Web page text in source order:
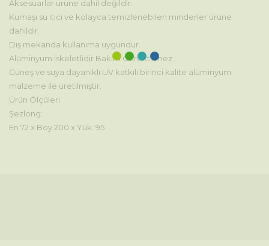
Aksesuarlar ürüne dahil değildir.
Kumaşı su itici ve kolayca temizlenebilen minderler ürüne
dahildir.
Dış mekanda kullanıma uygundur.
Alüminyum iskeletlidir Bakım Gerektirmez.
Güneş ve suya dayanıklı UV katkılı birinci kalite alüminyum
malzeme ile üretilmiştir.
Ürün Ölçüleri
Şezlong:
En 72 x Boy 200 x Yük. 95